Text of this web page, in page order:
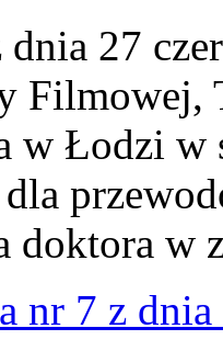
dnia 27
w Łodzi w
doktora w
nr 7 z